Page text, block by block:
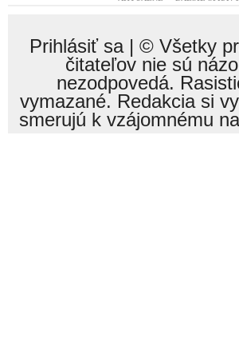
Prihlásiť sa| © Všetky
čitateľov nie sú
nezodpovedá.
vymazané. Redakcia si
smerujú k vzájomnému